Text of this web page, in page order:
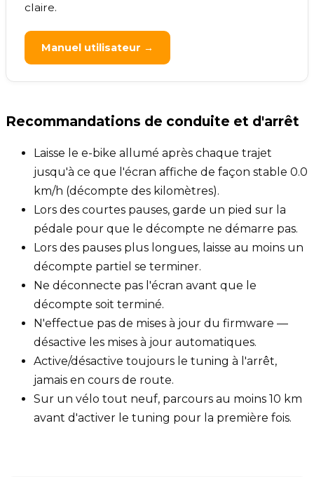
claire.
Manuel utilisateur →
Recommandations de conduite et d'arrêt
Laisse le e-bike allumé après chaque trajet
jusqu'à ce que l'écran affiche de façon stable 0.0
km/h (décompte des kilomètres).
Lors des courtes pauses, garde un pied sur la
pédale pour que le décompte ne démarre pas.
Lors des pauses plus longues, laisse au moins un
décompte partiel se terminer.
Ne déconnecte pas l'écran avant que le
décompte soit terminé.
N'effectue pas de mises à jour du firmware —
désactive les mises à jour automatiques.
Active/désactive toujours le tuning à l'arrêt,
jamais en cours de route.
Sur un vélo tout neuf, parcours au moins 10 km
avant d'activer le tuning pour la première fois.